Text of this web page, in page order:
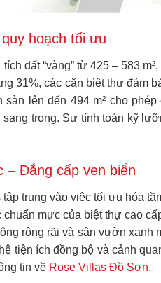
hoạch tối ưu
đất “vàng” từ 425 – 583
31%, các căn biệt thự đảm
sàn lên đến 494 m² cho
trọng. Sự tính toán kỹ
– Đẳng cấp ven biển
trung vào việc tối ưu hóa
mực của biệt thự cao
rộng rãi và sân vườn xanh
tiện ích đồng bộ và cảnh
tin về Rose Villas Đồ Sơn.